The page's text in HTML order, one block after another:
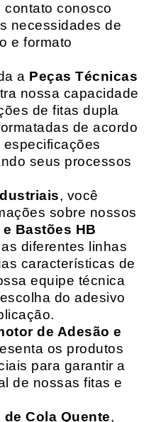
contato conosco
necessidades de
e formato
a Peças Técnicas
nossa capacidade
de fitas dupla
de acordo
seus processos
, você
sobre nossos
Bastões HB
diferentes linhas
características de
equipe técnica
do adesivo
de Adesão e
os produtos
para garantir a
de nossas fitas e
Cola Quente,